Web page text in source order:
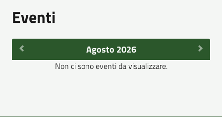
Eventi
Agosto 2026
Non ci sono eventi da visualizzare.